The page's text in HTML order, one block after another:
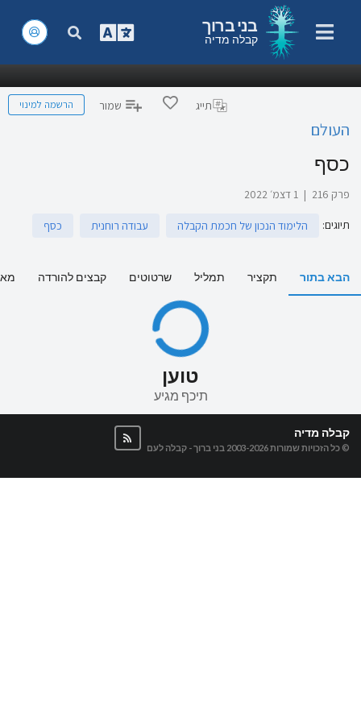
בני ברוך
קבלה מדיה
תייג שמור הרשמה למינוי
העולם
כסף
פרק 216 | 1 דצמ׳ 2022
תיוגים: הלימוד הנכון של חכמת הקבלה עבודה רוחנית כסף
הבא בתור תקציר תמליל שרטוטים קבצים להורדה
טוען
תיכף מגיע
קבלה מדיה
© כל הזכויות שמורות 2003-2026 בני ברוך - קבלה לעם